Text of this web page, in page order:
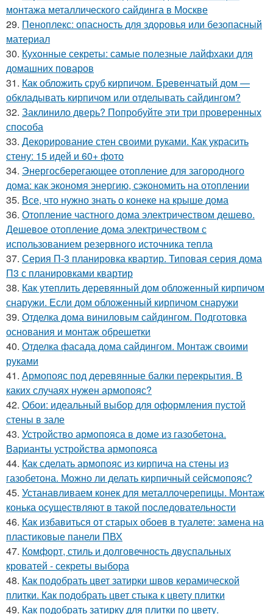
монтажа металлического сайдинга в Москве
29. Пеноплекс: опасность для здоровья или безопасный
материал
30. Кухонные секреты: самые полезные лайфхаки для
домашних поваров
31. Как обложить сруб кирпичом. Бревенчатый дом —
обкладывать кирпичом или отделывать сайдингом?
32. Заклинило дверь? Попробуйте эти три проверенных
способа
33. Декорирование стен своими руками. Как украсить
стену: 15 идей и 60+ фото
34. Энергосберегающее отопление для загородного
дома: как экономя энергию, сэкономить на отоплении
35. Все, что нужно знать о конеке на крыше дома
36. Отопление частного дома электричеством дешево.
Дешевое отопление дома электричеством с
использованием резервного источника тепла
37. Серия П-3 планировка квартир. Типовая серия дома
П3 с планировками квартир
38. Как утеплить деревянный дом обложенный кирпичом
снаружи. Если дом обложенный кирпичом снаружи
39. Отделка дома виниловым сайдингом. Подготовка
основания и монтаж обрешетки
40. Отделка фасада дома сайдингом. Монтаж своими
руками
41. Армопояс под деревянные балки перекрытия. В
каких случаях нужен армопояс?
42. Обои: идеальный выбор для оформления пустой
стены в зале
43. Устройство армопояса в доме из газобетона.
Варианты устройства армопояса
44. Как сделать армопояс из кирпича на стены из
газобетона. Можно ли делать кирпичный сейсмопояс?
45. Устанавливаем конек для металлочерепицы. Монтаж
конька осуществляют в такой последовательности
46. Как избавиться от старых обоев в туалете: замена на
пластиковые панели ПВХ
47. Комфорт, стиль и долговечность двуспальных
кроватей - секреты выбора
48. Как подобрать цвет затирки швов керамической
плитки. Как подобрать цвет стыка к цвету плитки
49. Как подобрать затирку для плитки по цвету.